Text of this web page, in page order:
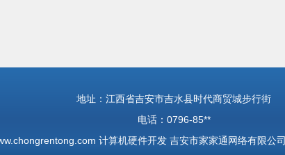
地址：江西省吉安市吉水县时代商贸城步行街
电话：0796-85**
计算机硬件开发 吉安市家家通网络有限公司